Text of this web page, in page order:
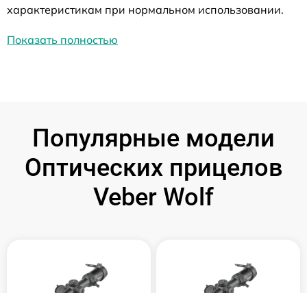
характеристикам при нормальном использовании.
Показать полностью
Популярные модели
Оптических прицелов
Veber Wolf